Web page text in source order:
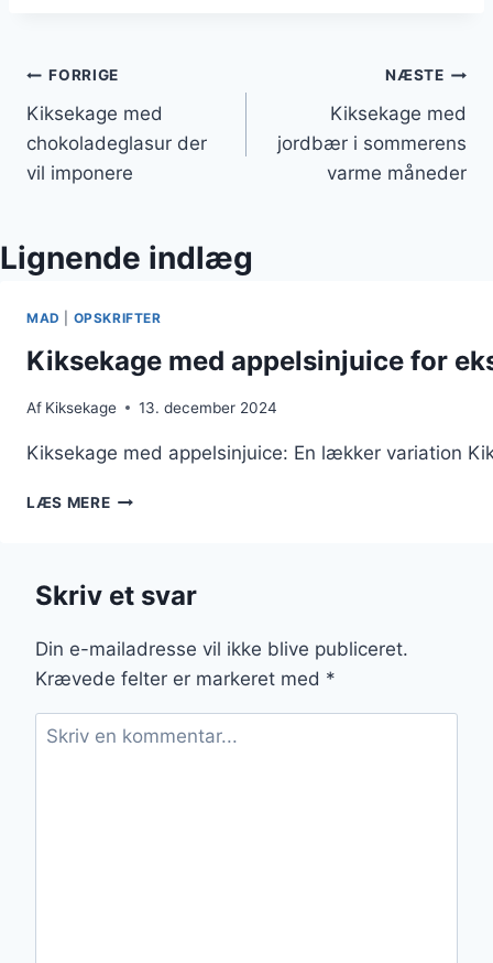
Indlægsnavigation
FORRIGE
Kiksekage med
chokoladeglasur der
vil imponere
NÆSTE
Kiksekage med
jordbær i sommerens
varme måneder
Lignende indlæg
MAD OPSKRIFTER
Kiksekage med appelsinjuice for
Af Kiksekage 13. december 2024
Kiksekage med appelsinjuice: En lækker variation
LÆS MEREKIKSEKAGE
EKSTRA
Skriv et svar
Din e-mailadresse vil ikke blive publiceret.
Krævede felter er markeret med *